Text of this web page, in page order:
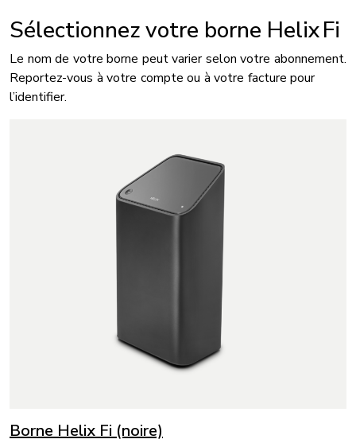
Sélectionnez votre borne Helix Fi
Le nom de votre borne peut varier selon votre abonnement.
Reportez-vous à votre compte ou à votre facture pour
l’identifier.
Borne Helix Fi (noire)